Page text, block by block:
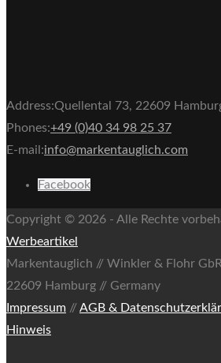
Address:Quellental 73, 22609
Phones:+49 (0)40 34 98 25 37
E-mail:info@markentauglich.com
Facebook
Copyright © 2026 - Alle Rechte
Werbeartikel
Markentauglich // Winkler & Flohr
22609 Hamburg // Germany
Impressum //AGB &
Hinweis